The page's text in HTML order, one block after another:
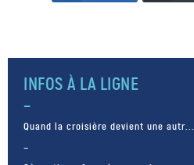
INFOS À LA LIGNE
Quand la croisière devient une autr...